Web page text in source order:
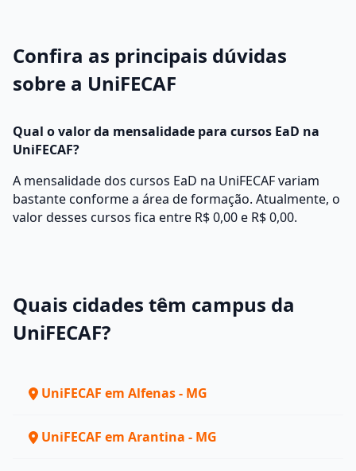
Confira as principais dúvidas
sobre a UniFECAF
Qual o valor da mensalidade para cursos EaD na
UniFECAF?
A mensalidade dos cursos EaD na UniFECAF variam
bastante conforme a área de formação. Atualmente, o
valor desses cursos fica entre R$ 0,00 e R$ 0,00.
Quais cidades têm campus da
UniFECAF?
UniFECAF em Alfenas - MG
UniFECAF em Arantina - MG